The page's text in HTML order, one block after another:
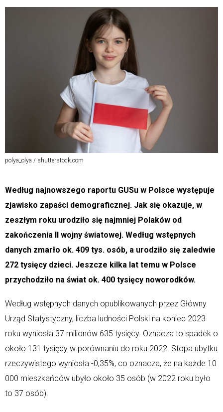
polya_olya / shutterstock.com
Według najnowszego raportu GUSu w Polsce występuje
zjawisko zapaści demograficznej. Jak się okazuje, w
zeszłym roku urodziło się najmniej Polaków od
zakończenia II wojny światowej. Według wstępnych
danych zmarło ok. 409 tys. osób, a urodziło się zaledwie
272 tysięcy dzieci. Jeszcze kilka lat temu w Polsce
przychodziło na świat ok. 400 tysięcy noworodków.
Według wstępnych danych opublikowanych przez Główny
Urząd Statystyczny, liczba ludności Polski na koniec 2023
roku wyniosła 37 milionów 635 tysięcy. Oznacza to spadek o
około 131 tysięcy w porównaniu do roku 2022. Stopa ubytku
rzeczywistego wyniosła -0,35%, co oznacza, że na każde 10
000 mieszkańców ubyło około 35 osób (w 2022 roku było
to 37 osób).